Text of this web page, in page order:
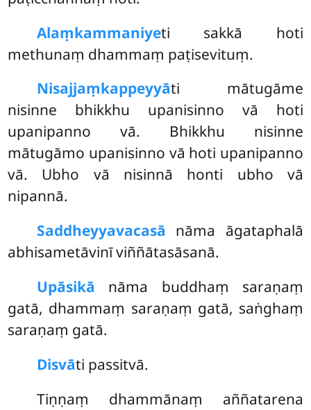
Alaṃkammaniyeti sakkā hoti
methunaṃ dhammaṃ paṭisevituṃ.
Nisajjaṃkappeyyāti mātugāme
nisinne bhikkhu upanisinno vā hoti
upanipanno vā. Bhikkhu nisinne
mātugāmo upanisinno vā hoti upanipanno
vā. Ubho vā nisinnā honti ubho vā
nipannā.
Saddheyyavacasā nāma āgataphalā
abhisametāvinī viññātasāsanā.
Upāsikā nāma buddhaṃ saraṇaṃ
gatā, dhammaṃ saraṇaṃ gatā, saṅghaṃ
saraṇaṃ gatā.
Disvāti passitvā.
Tiṇṇaṃ dhammānaṃ aññatarena